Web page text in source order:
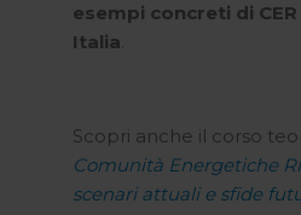
esempi concreti di
Italia.
Scopri anche il corso
Comunità Energetiche
scenari attuali e sfide